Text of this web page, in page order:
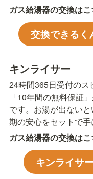
ガス給湯器の交換はこ
交換できるく
キンライサー
24時間365日受付のス
「10年間の無料保証
です。お湯が出ない
期の安心をセットで手
ガス給湯器の交換はこ
キンライサ